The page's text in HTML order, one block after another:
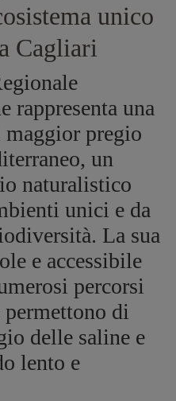
unico
Cagliari
rappresenta una
maggior pregio
un
naturalistico
unici e da
La sua
e accessibile
percorsi
di
delle saline e
lento e